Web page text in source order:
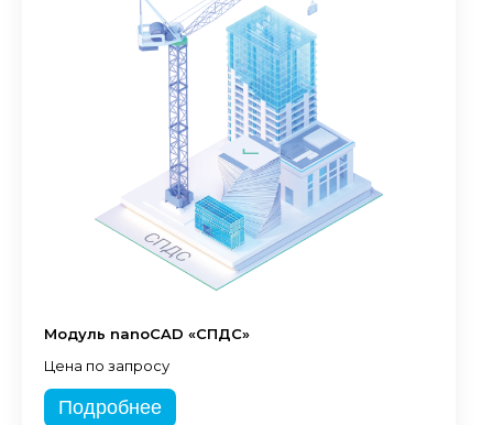
Модуль nanoCAD «СПДС»
Цена по запросу
Подробнее